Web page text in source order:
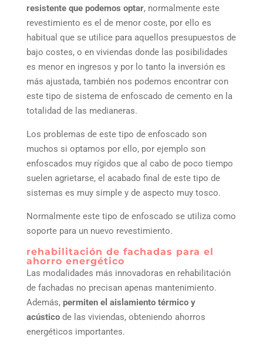
resistente que podemos optar, normalmente este
revestimiento es el de menor coste, por ello es
habitual que se utilice para aquellos presupuestos de
bajo costes, o en viviendas donde las posibilidades
es menor en ingresos y por lo tanto la inversión es
más ajustada, también nos podemos encontrar con
este tipo de sistema de enfoscado de cemento en la
totalidad de las medianeras.
Los problemas de este tipo de enfoscado son
muchos si optamos por ello, por ejemplo son
enfoscados muy rígidos que al cabo de poco tiempo
suelen agrietarse, el acabado final de este tipo de
sistemas es muy simple y de aspecto muy tosco.
Normalmente este tipo de enfoscado se utiliza como
soporte para un nuevo revestimiento.
rehabilitación de fachadas para el
ahorro energético
Las modalidades más innovadoras en rehabilitación
de fachadas no precisan apenas mantenimiento.
Además, permiten el aislamiento térmico y
acústicode las viviendas, obteniendo ahorros
energéticos importantes.